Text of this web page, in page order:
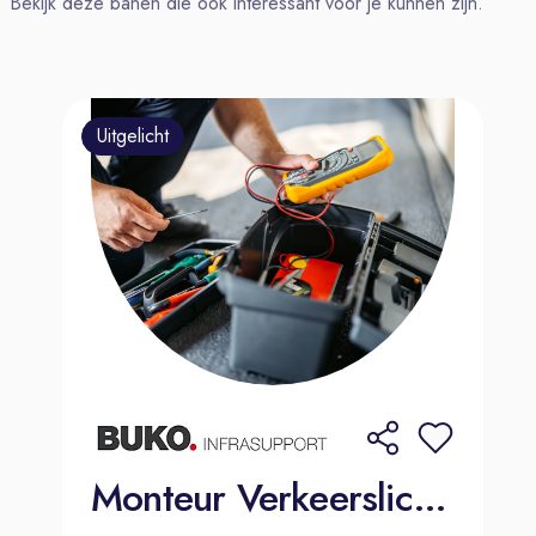
bibliotheek en draagt bij aan de
intensief samen met collega's van
andere Feadship-vestigingen, om
kennis uit te wisselen en processen
verder te verbeteren.
Jouw werkzaamheden bestaan onder
andere uit:
Het uitwerken van interieurontwerpen
naar detail- en productietekeningen;
Het beheren, onderhouden en
bibliotheek;
Het bewaken van de technische
kwaliteit, maakbaarheid en efficiëntie
Uitgelicht
Monteur Verkeerslichten